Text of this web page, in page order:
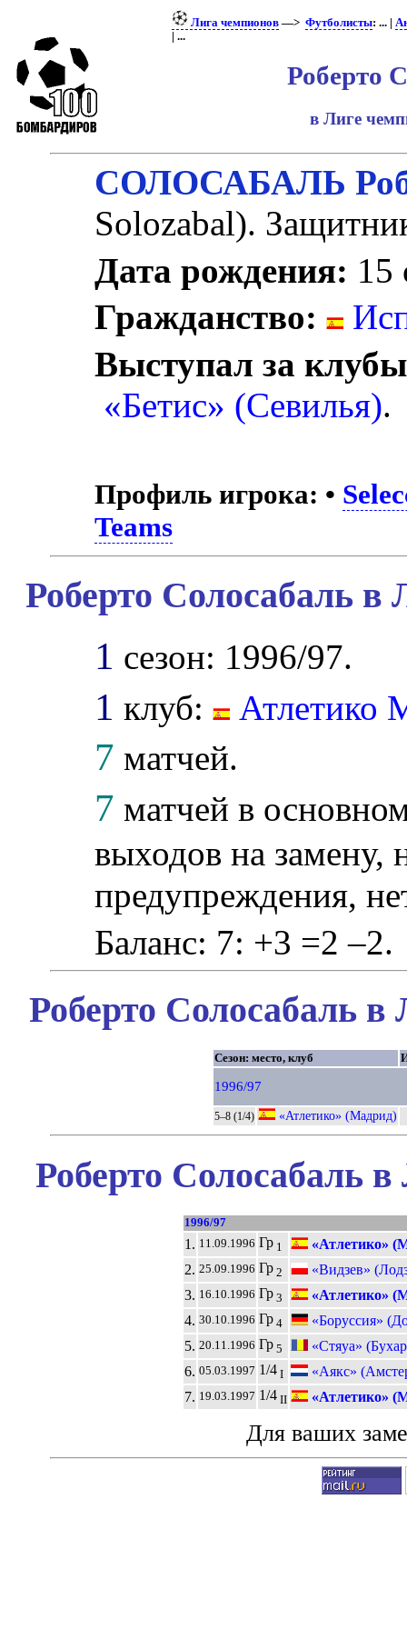
Лига чемпионов —>Футболисты: ... |
| ...
Роберто
в Лиге
СОЛОСАБАЛЬ
Solozabal).
Дата рождения: 15
Гражданство:
Выступал за
«Бетис» (Севилья).
Профиль игрока: •
Teams
Роберто Солосабаль в
1 сезон: 1996/97.
1 клуб: Атлетико
7 матчей.
7 матчей в
выходов на замену,
предупреждения,
Баланс: 7: +3 =2 –2.
Роберто Солосабаль
Сезон: место, клуб
1996/97
5–8 (1/4) «Атлетико» (Мадрид)
Роберто Солосабаль
1996/97
1. 11.09.1996 Гр 1
«Атлетико»
2. 25.09.1996 Гр 2
«Видзев»
3. 16.10.1996 Гр 3
«Атлетико»
4. 30.10.1996 Гр 4
«Боруссия»
5. 20.11.1996 Гр 5
«Стяуа»
6. 05.03.1997 1/4 I
«Аякс»
7. 19.03.1997 1/4 II «Атлетико»
Для ваших